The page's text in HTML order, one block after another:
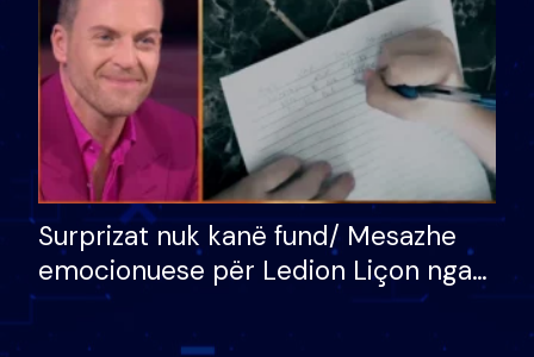
Surprizat nuk kanë fund/ Mesazhe
emocionuese për Ledion Liçon nga
nëna dhe fëmijët e tij, moderatori
nuk i mban dot lotët: Nuk meritoj…